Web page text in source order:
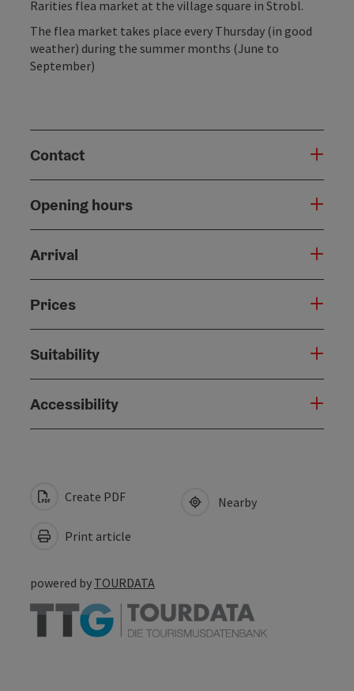
Rarities flea market at the village square in Strobl.
The flea market takes place every Thursday (in good
weather) during the summer months (June to
September)
Contact
Opening hours
Arrival
Prices
Suitability
Accessibility
Create PDF
Print article
Nearby
powered by TOURDATA